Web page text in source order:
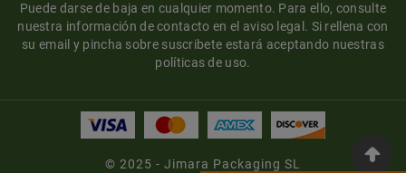
Puede darse de baja en cualquier momento. Para ello, consulte
nuestra información de contacto en el aviso legal. Si rellena con
su email y pincha sobre suscribete estará aceptando nuestras
políticas de uso.
© 2025 - Jimara Packaging SL